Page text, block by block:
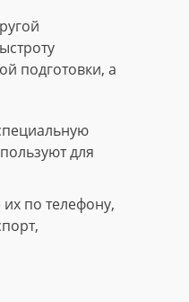
подготовки, а
для
по телефону,